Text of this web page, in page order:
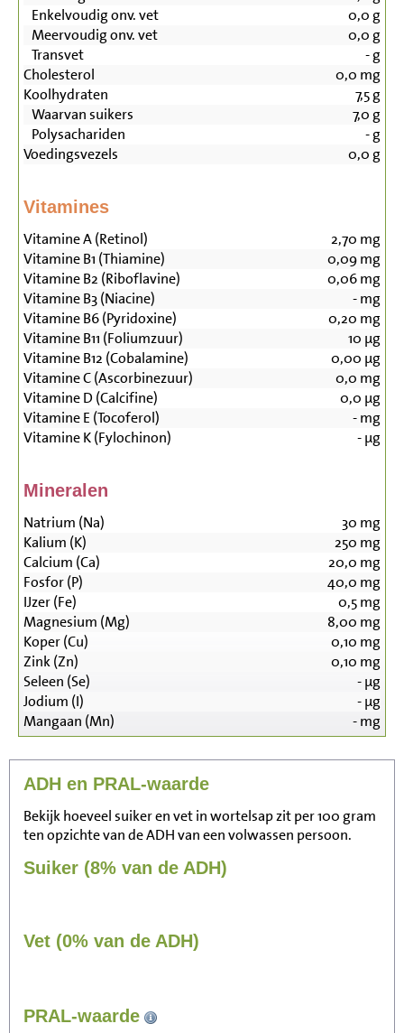
Enkelvoudig onv. vet
0,0 g
Meervoudig onv. vet
0,0 g
Transvet
-g
Cholesterol
0,0 mg
Koolhydraten
7,5g
Waarvan suikers
7,0 g
Polysachariden
-g
Voedingsvezels
0,0 g
Vitamines
Vitamine A (Retinol) 2,70 mg
Vitamine B1 (Thiamine)
0,09mg
Vitamine B2 (Riboflavine)
0,06mg
Vitamine B3 (Niacine)
-mg
Vitamine B6 (Pyridoxine)
0,20 mg
Vitamine B11 (Foliumzuur)
10 µg
Vitamine B12 (Cobalamine)
0,00 µg
Vitamine C (Ascorbinezuur)
0,0 mg
Vitamine D (Calcifine)
0,0 µg
Vitamine E (Tocoferol)
-mg
Vitamine K (Fylochinon)
-µg
Mineralen
Natrium (Na) 30 mg
Kalium (K)
250 mg
Calcium (Ca)
20,0 mg
Fosfor (P)
40,0 mg
IJzer (Fe)
0,5mg
Magnesium (Mg)
8,00 mg
Koper (Cu)
0,10 mg
Zink (Zn)
0,10 mg
Seleen (Se)
-µg
Jodium (I)
-µg
Mangaan (Mn)
-mg
ADH en PRAL-waarde
Bekijk hoeveel suiker en vet in wortelsap zit per 100 gram
ten opzichte van de ADH van een volwassen persoon.
Suiker (8% van de ADH)
Vet (0% van de ADH)
PRAL-waarde
Zitten, tv kijken